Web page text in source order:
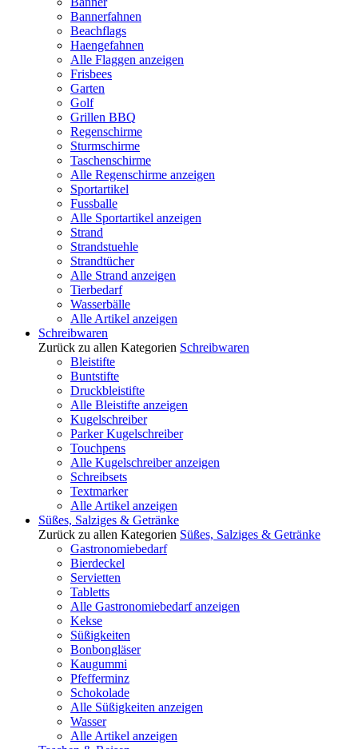
Bannerfahnen
Beachflags
Haengefahnen
Alle Flaggen anzeigen
Frisbees
Garten
Golf
Grillen BBQ
Regenschirme
Sturmschirme
Taschenschirme
Alle Regenschirme anzeigen
Sportartikel
Fussballe
Alle Sportartikel anzeigen
Strand
Strandstuehle
Strandtücher
Alle Strand anzeigen
Tierbedarf
Wasserbälle
Alle Artikel anzeigen
Schreibwaren
Zurück zu allen Kategorien Schreibwaren
Bleistifte
Buntstifte
Druckbleistifte
Alle Bleistifte anzeigen
Kugelschreiber
Parker Kugelschreiber
Touchpens
Alle Kugelschreiber anzeigen
Schreibsets
Textmarker
Alle Artikel anzeigen
Süßes, Salziges & Getränke
Zurück zu allen Kategorien Süßes, Salziges & Getränke
Gastronomiebedarf
Bierdeckel
Servietten
Tabletts
Alle Gastronomiebedarf anzeigen
Kekse
Süßigkeiten
Bonbongläser
Kaugummi
Pfefferminz
Schokolade
Alle Süßigkeiten anzeigen
Wasser
Alle Artikel anzeigen